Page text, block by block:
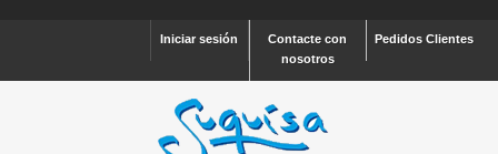
Pedidos Clientes
Contacte con
nosotros
Iniciar sesión